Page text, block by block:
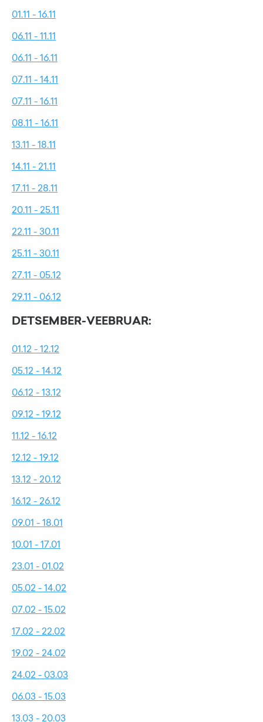
01.11 - 16.11
06.11 - 11.11
06.11 - 16.11
07.11 - 14.11
07.11 - 16.11
08.11 - 16.11
13.11 - 18.11
14.11 - 21.11
17.11 - 28.11
20.11 - 25.11
22.11 - 30.11
25.11 - 30.11
27.11 - 05.12
29.11 - 06.12
DETSEMBER-VEEBRUAR:
01.12 - 12.12
05.12 - 14.12
06.12 - 13.12
09.12 - 19.12
11.12 - 16.12
12.12 - 19.12
13.12 - 20.12
16.12 - 26.12
09.01 - 18.01
10.01 - 17.01
23.01 - 01.02
05.02 - 14.02
07.02 - 15.02
17.02 - 22.02
19.02 - 24.02
24.02 - 03.03
06.03 - 15.03
13.03 - 20.03